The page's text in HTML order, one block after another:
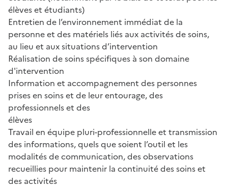
élèves et étudiants)
Entretien de l’environnement immédiat de la
personne et des matériels liés aux activités de soins,
au lieu et aux situations d’intervention
Réalisation de soins spécifiques à son domaine
d'intervention
Information et accompagnement des personnes
prises en soins et de leur entourage, des
professionnels et des
élèves
Travail en équipe pluri-professionnelle et transmission
des informations, quels que soient l’outil et les
modalités de communication, des observations
recueillies pour maintenir la continuité des soins et
des activités